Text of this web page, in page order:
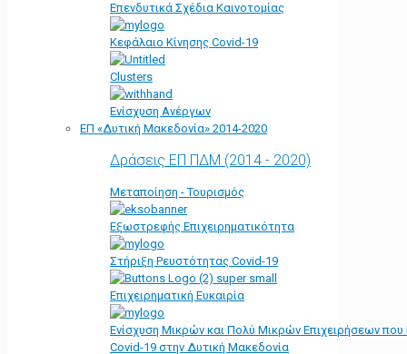
Επενδυτικά Σχέδια Καινοτομίας
Κεφάλαιο Κίνησης Covid-19
Clusters
Ενίσχυση Ανέργων
ΕΠ «Δυτική Μακεδονία» 2014-2020
Δράσεις ΕΠ ΠΔΜ (2014 - 2020)
Μεταποίηση - Τουρισμός
Εξωστρεφής Επιχειρηματικότητα
Στήριξη Ρευστότητας Covid-19
Επιχειρηματική Ευκαιρία
Ενίσχυση Μικρών και Πολύ Μικρών Επιχειρήσεων
Covid-19 στην Δυτική Μακεδονία